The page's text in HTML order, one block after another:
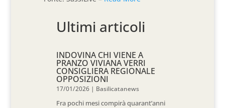
Ultimi articoli
INDOVINA CHI VIENE A
PRANZO VIVIANA VERRI
CONSIGLIERA REGIONALE
OPPOSIZIONI
17/01/2026 | Basilicatanews
Fra pochi mesi compirà quarant’anni